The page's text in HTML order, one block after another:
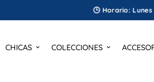
🕒 Horario: Lunes a
CHICAS COLECCIONES